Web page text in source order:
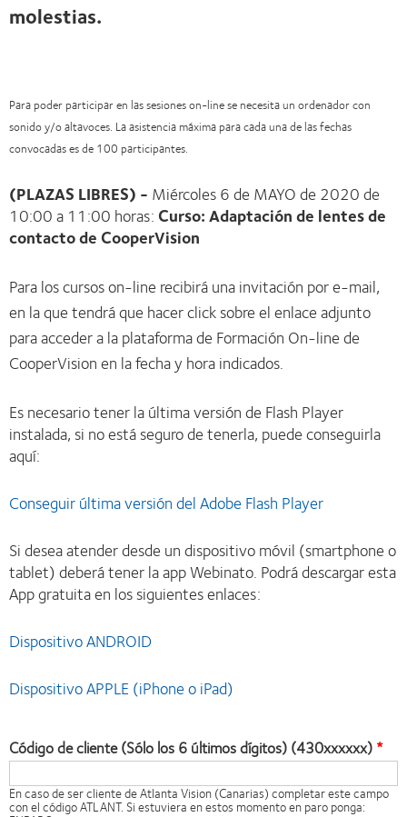
molestias.
Para poder participar en las sesiones on-line se necesita un ordenador con
sonido y/o altavoces. La asistencia máxima para cada una de las fechas
convocadas es de 100 participantes.
(PLAZAS LIBRES) - Miércoles 6 de MAYO de 2020 de
10:00 a 11:00 horas:Curso: Adaptación de lentes de
contacto de CooperVision
Para los cursos on-line recibirá una invitación por e-mail,
en la que tendrá que hacer click sobre el enlace adjunto
para acceder a la plataforma de Formación On-line de
CooperVision en la fecha y hora indicados.
Es necesario tener la última versión de Flash Player
instalada, si no está seguro de tenerla, puede conseguirla
aquí:
Conseguir última versión del Adobe Flash Player
Si desea atender desde un dispositivo móvil (smartphone o
tablet) deberá tener la app Webinato. Podrá descargar esta
App gratuita en los siguientes enlaces:
Dispositivo ANDROID
Dispositivo APPLE (iPhone o iPad)
Código de cliente (Sólo los 6 últimos dígitos) (430xxxxxx)
En caso de ser cliente de Atlanta Vision (Canarias) completar este campo
con el código ATLANT. Si estuviera en estos momento en paro ponga: